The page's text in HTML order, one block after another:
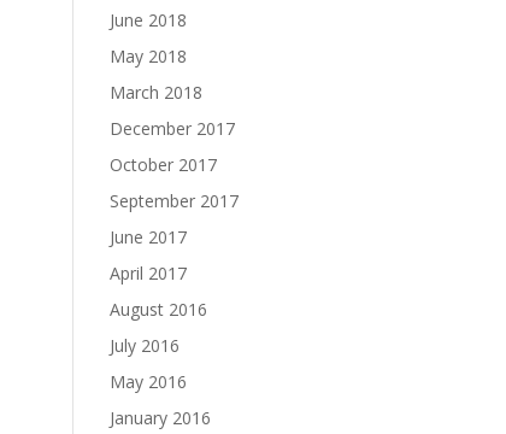
June 2018
May 2018
March 2018
December 2017
October 2017
September 2017
June 2017
April 2017
August 2016
July 2016
May 2016
January 2016